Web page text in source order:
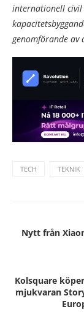
internationell civil
genomförande av
TECH TEKNIK
Nytt från
Kolsquare
mjukvaran